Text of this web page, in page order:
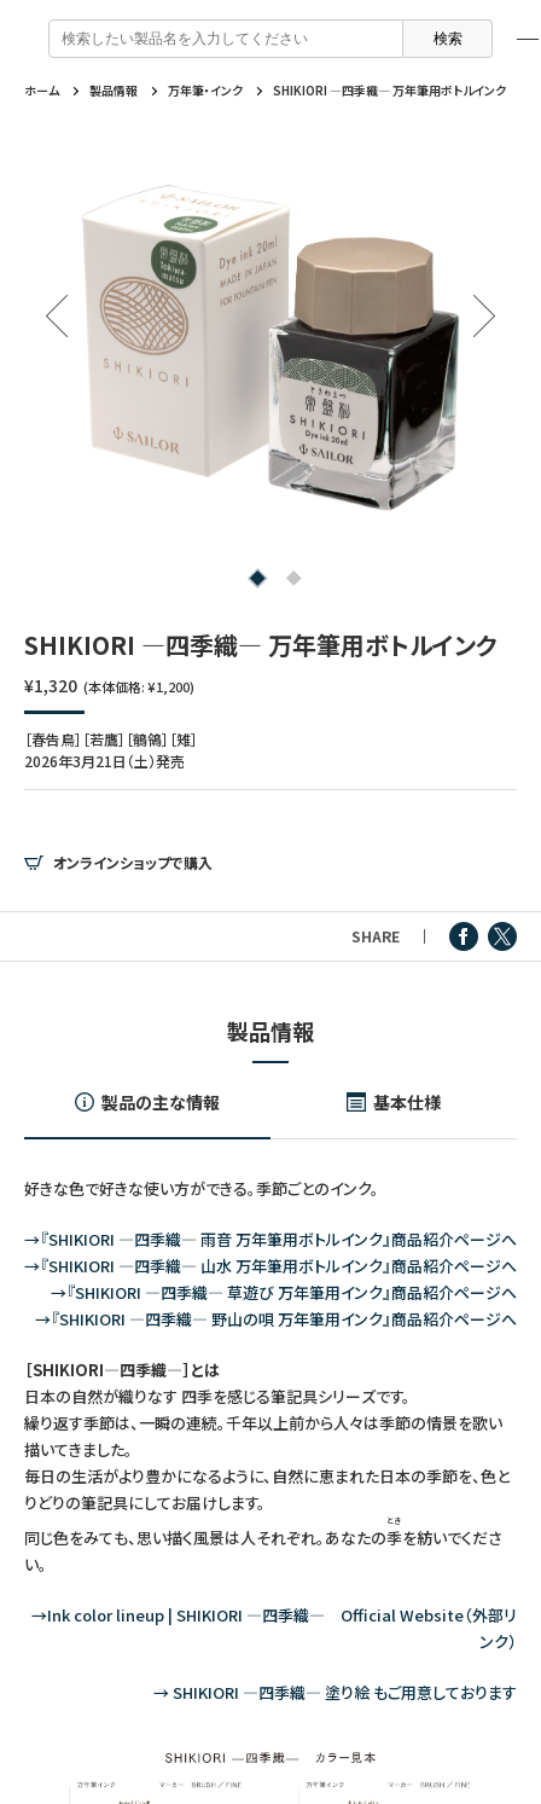
検
索
:
製品情報
万年筆 ・ インク
シャープペンシル
マーキングペン
その他文房具
シリーズ
製品情報
企業情報
セーラー万年筆について
IR・CSR情報
特集
トピックスを読む
動画コンテンツを見る
よくあるご質問
カテゴリから選ぶ
芯の交換・補充方法について
よくあるご質問
ホーム 製品情報 万年筆・インク SHIKIORI ―四季織― 万年筆用ボトルインク
SHIKIORI ―四季織― 万年筆用ボトルインク
¥1,320 (本体価格: ¥1,200)
［春告鳥］［若鷹］［鶺鴒］［雉］
2026年3月21日（土）発売
オンラインショップで購入
SHARE
製品情報
製品の主な情報 基本仕様
好きな色で好きな使い方ができる。季節ごとのインク。
→『SHIKIORI ―四季織― 雨音 万年筆用ボトルインク』商品紹介ページへ
→『SHIKIORI ―四季織― 山水 万年筆用ボトルインク』商品紹介ページへ
→『SHIKIORI ―四季織― 草遊び 万年筆用インク』商品紹介ページへ
→『SHIKIORI ―四季織― 野山の唄 万年筆用インク』商品紹介ページへ
［SHIKIORI―四季織―］とは
日本の自然が織りなす 四季を感じる筆記具シリーズです。
繰り返す季節は、一瞬の連続。千年以上前から人々は季節の情景を歌い
描いてきました。
毎日の生活がより豊かになるように、自然に恵まれた日本の季節を、色と
りどりの筆記具にしてお届けします。
同じ色をみても、思い描く風景は人それぞれ。あなたの季
とき
を紡いでくださ
い。
→Ink color lineup | SHIKIORI ―四季織― Official Website（外部リ
ンク）
→ SHIKIORI ―四季織― 塗り絵 もご用意しております